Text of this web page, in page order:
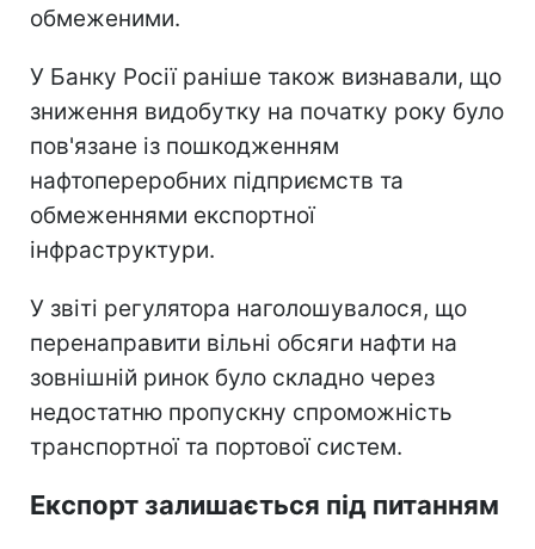
обмеженими.
У Банку Росії раніше також визнавали, що
зниження видобутку на початку року було
пов'язане із пошкодженням
нафтопереробних підприємств та
обмеженнями експортної
інфраструктури.
У звіті регулятора наголошувалося, що
перенаправити вільні обсяги нафти на
зовнішній ринок було складно через
недостатню пропускну спроможність
транспортної та портової систем.
Експорт залишається під питанням